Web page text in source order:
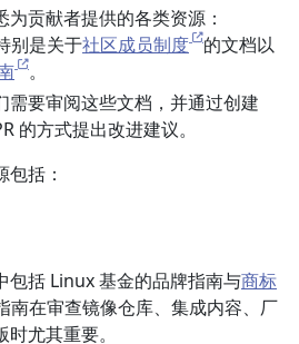
贡献者提供的各类资源：
别是关于社区成员制度
的文档以
。
需要审阅这些文档，并通过创建
的方式提出改进建议。
括：
包括 Linux 基金的品牌指南与商标
南在审查镜像仓库、集成内容、厂
尤其重要。